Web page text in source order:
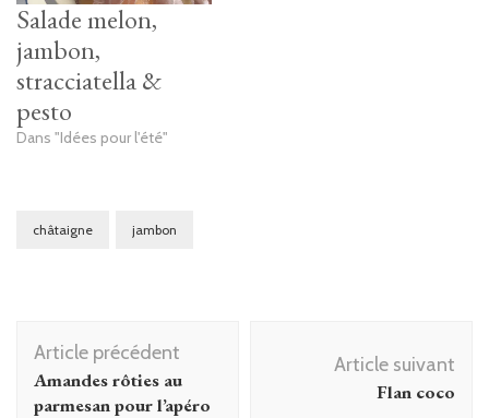
Salade melon,
jambon,
stracciatella &
pesto
Dans "Idées pour l'été"
châtaigne jambon
Navigation
d'article
Article précédent
Amandes rôties au
parmesan pour l’apéro
Article suivant
Flan coco